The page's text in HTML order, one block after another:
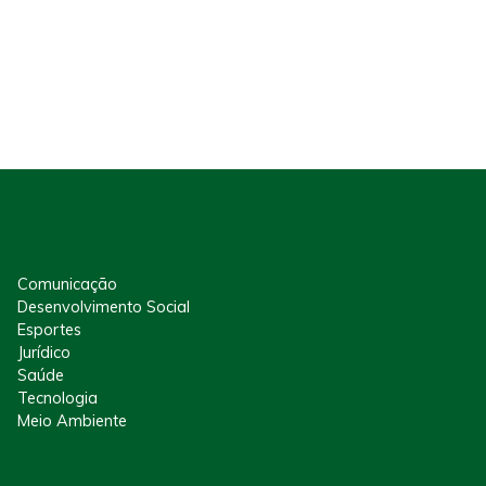
Comunicação
Desenvolvimento Social
Esportes
Jurídico
Saúde
Tecnologia
Meio Ambiente